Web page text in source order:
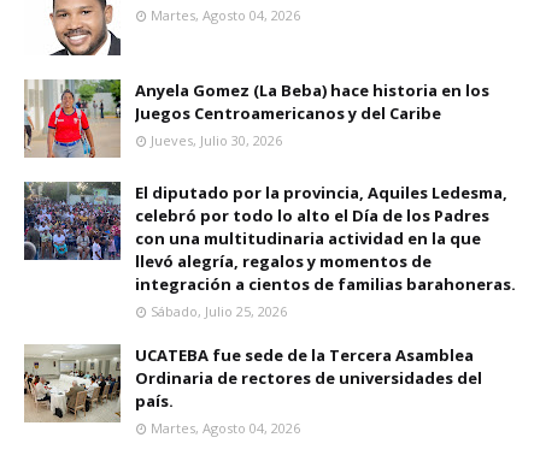
Martes, Agosto 04, 2026
Anyela Gomez (La Beba) hace historia en los
Juegos Centroamericanos y del Caribe
Jueves, Julio 30, 2026
El diputado por la provincia, Aquiles Ledesma,
celebró por todo lo alto el Día de los Padres
con una multitudinaria actividad en la que
llevó alegría, regalos y momentos de
integración a cientos de familias barahoneras.
Sábado, Julio 25, 2026
UCATEBA fue sede de la Tercera Asamblea
Ordinaria de rectores de universidades del
país.
Martes, Agosto 04, 2026